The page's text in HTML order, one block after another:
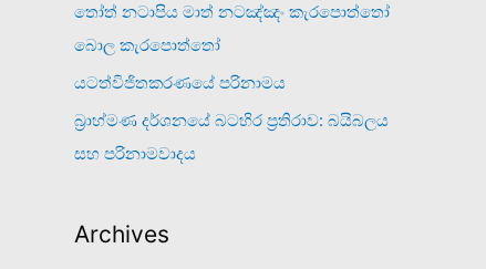
තෝත් නටාපිය මාත් නටඤ්ඤං කැරපොත්තෝ
බොල කැරපොත්තෝ
යටත්විජිතකරණයේ පරිනාමය
බ්‍රාහ්මණ දර්ශනයේ බටහිර ප්‍රතිරාව: බයිබලය
සහ පරිනාමවාදය
Archives